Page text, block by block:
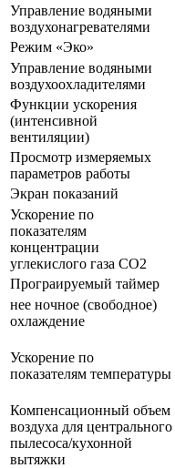
Управление водяными
воздухонагревателями
Режим «Эко»
Управление водяными
воздухоохладителями
Функции ускорения
(интенсивной
вентиляции)
Просмотр измеряемых
параметров работы
Экран показаний
Ускорение по
показателям
концентрации
углекислого газа CO2
Програируемый таймер
нее ночное (свободное)
охлаждение
Ускорение по
показателям температуры
Компенсационный объем
воздуха для центрального
пылесоса/кухонной
вытяжки